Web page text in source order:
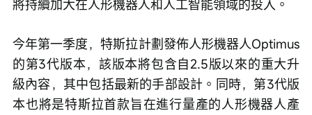
將持續加大在人形機器人和人工智能領域的投入。
今年第一季度，特斯拉計劃發佈人形機器人Optimus
的第3代版本，該版本將包含自2.5版以來的重大升
級內容，其中包括最新的手部設計。同時，第3代版
本也將是特斯拉首款旨在進行量產的人形機器人產